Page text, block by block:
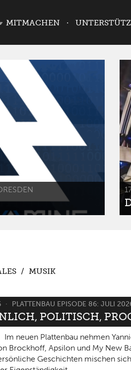
MITMACHEN
/ MUSIK
PLATTENBAU EPISODE 86: JULI
POLITISCH,
Im neuen Plattenbau nehmen
Brockhoff, Apsilon und My New
Geschichten mischen